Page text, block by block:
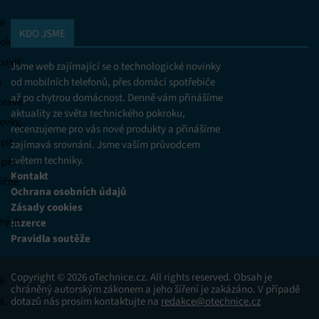
KDO JSME
Jsme web zajímající se o technologické novinky
od mobilních telefonů, přes domácí spotřebiče
až po chytrou domácnost. Denně vám přinášíme
aktuality ze světa technického pokroku,
recenzujeme pro vás nové produkty a přinášíme
zajímavá srovnání. Jsme vaším průvodcem
světem techniky.
Kontakt
Ochrana osobních údajů
Zásady cookies
Inzerce
Pravidla soutěže
Copyright © 2026 oTechnice.cz. All rights reserved. Obsah je
chráněný autorským zákonem a jeho šíření je zakázáno. V případě
dotazů nás prosím kontaktujte na redakce@otechnice.cz